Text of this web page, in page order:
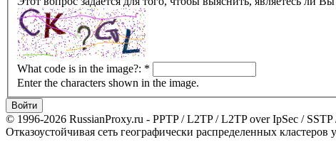
What code is in the image?: *
Enter the characters shown in the image.
© 1996-2026 RussianProxy.ru - PPTP / L2TP / L2TP over IpSec /
Отказоустойчивая сеть географически распределенных кластеров